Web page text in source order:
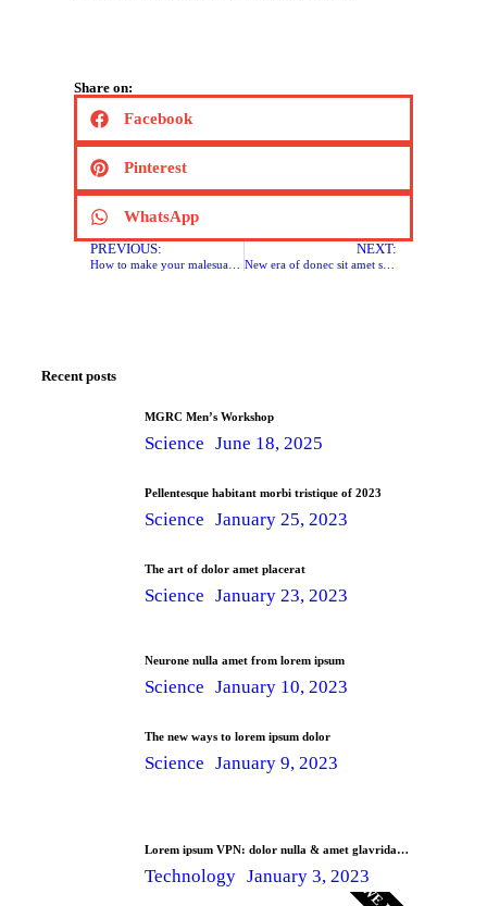
Share on:
Facebook
Pinterest
WhatsApp
PREVIOUS: NEXT:
New era of donec sit amet sodales ipsum fermentum
Recent posts
MGRC Men’s Workshop
Science June 18, 2025
Pellentesque habitant morbi tristique of 2023
Science January 25, 2023
The art of dolor amet placerat
Science January 23, 2023
Neurone nulla amet from lorem ipsum
Science January 10, 2023
The new ways to lorem ipsum dolor
Science January 9, 2023
Lorem ipsum VPN: dolor nulla & amet glavrida…
Technology January 3, 2023